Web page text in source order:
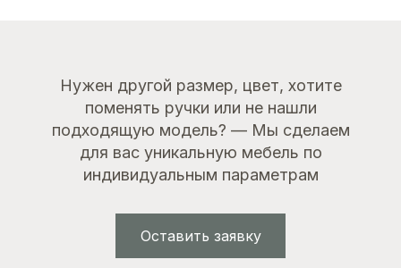
Нужен другой размер, цвет, хотите
поменять ручки или не нашли
подходящую модель? — Мы сделаем
для вас уникальную мебель по
индивидуальным параметрам
Оставить заявку